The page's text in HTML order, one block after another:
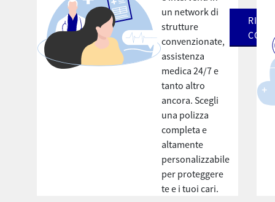
un network di
strutture
convenzionate,
assistenza
medica 24/7 e
tanto altro
ancora. Scegli
una polizza
completa e
altamente
personalizzabile
per proteggere
te e i tuoi cari.